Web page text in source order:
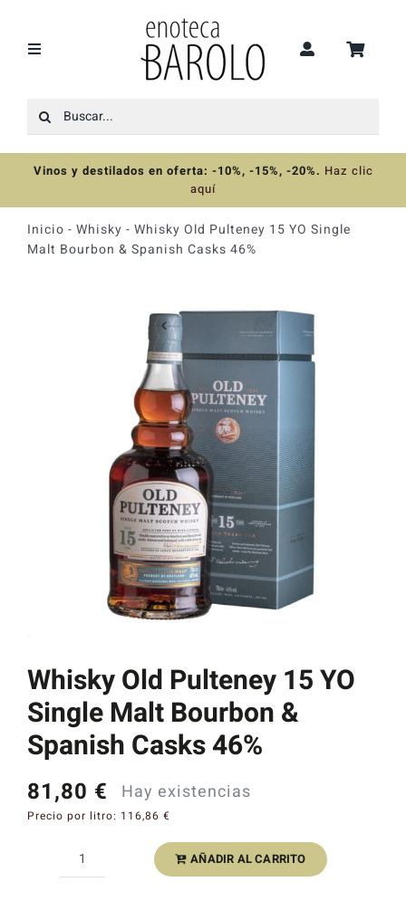
contenido
Toggle
Recomendaciones
Ofertas
Colecciones
Catas y Actividades
Buscar:
Vinos y destilados en oferta: -10%, -15%, -20%. Haz clic
aquí
Inicio - Whisky - Whisky Old Pulteney 15 YO Single
Malt Bourbon & Spanish Casks 46%
Whisky Old Pulteney 15 YO
Single Malt Bourbon &
Spanish Casks 46%
81,80 € Hay existencias
Precio por litro: 116,86 €
Whisky
AÑADIR AL CARRITO